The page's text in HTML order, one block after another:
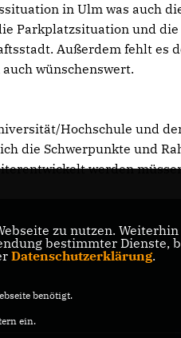
in Ulm was auch
Parkplatzsituation und die
Außerdem fehlt es
wünschenswert.
Hochschule und
die Schwerpunkte und
werden
zu nutzen.
bestimmter
Datenschutzerklärung.
benötigt.
ein.